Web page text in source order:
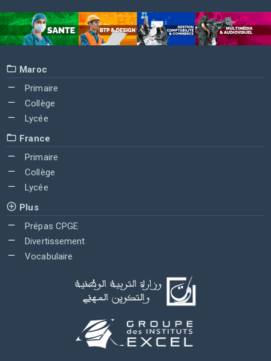
Maroc
Primaire
Collège
Lycée
France
Primaire
Collège
Lycée
Plus
Prépas CPGE
Divertissement
Vocabulaire